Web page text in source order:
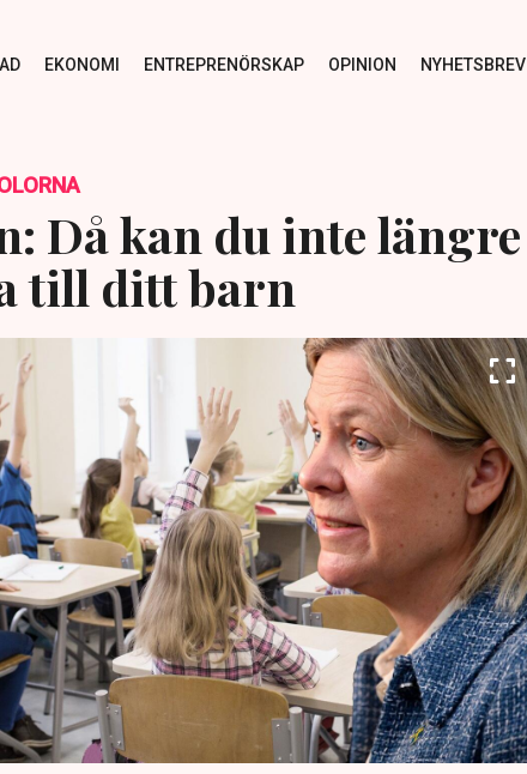
EKONOMI ENTREPRENÖRSKAP OPINION NYHETSBREV
Då kan du inte längre
till ditt barn